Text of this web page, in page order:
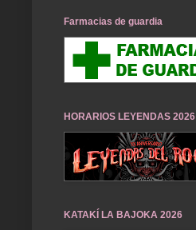
Farmacias de guardia
HORARIOS LEYENDAS 2026
KATAKÍ LA BAJOKA 2026